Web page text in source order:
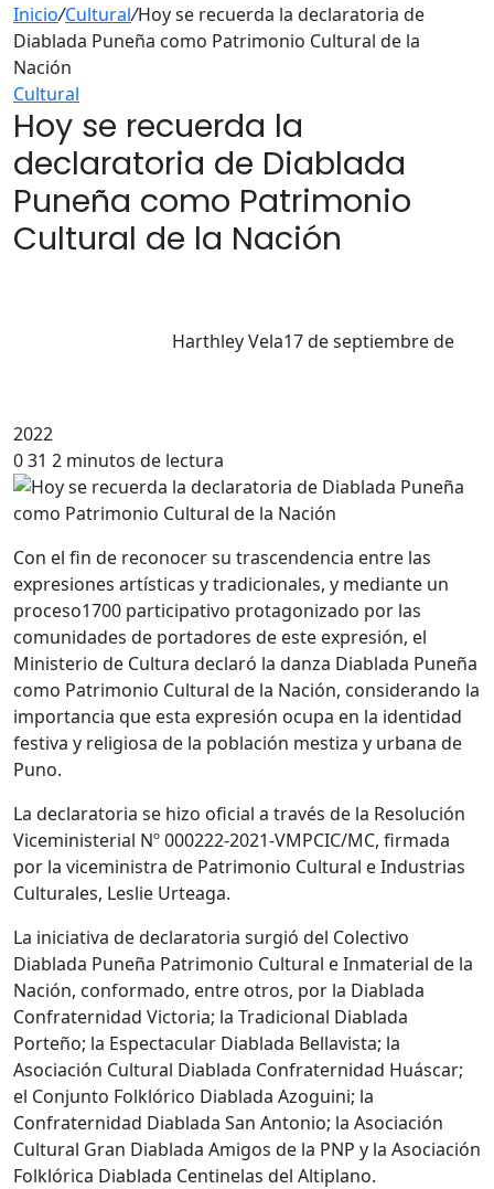
Inicio/Cultural/Hoy se recuerda la declaratoria de
Diablada Puneña como Patrimonio Cultural de la
Nación
Cultural
Hoy se recuerda la
declaratoria de Diablada
Puneña como Patrimonio
Cultural de la Nación
Harthley Vela17 de septiembre de
2022
031 2 minutos de lectura
Con el fin de reconocer su trascendencia entre las
expresiones artísticas y tradicionales, y mediante un
proceso1700 participativo protagonizado por las
comunidades de portadores de este expresión, el
Ministerio de Cultura declaró la danza Diablada Puneña
como Patrimonio Cultural de la Nación, considerando la
importancia que esta expresión ocupa en la identidad
festiva y religiosa de la población mestiza y urbana de
Puno.
La declaratoria se hizo oficial a través de la Resolución
Viceministerial Nº 000222-2021-VMPCIC/MC, firmada
por la viceministra de Patrimonio Cultural e Industrias
Culturales, Leslie Urteaga.
La iniciativa de declaratoria surgió del Colectivo
Diablada Puneña Patrimonio Cultural e Inmaterial de la
Nación, conformado, entre otros, por la Diablada
Confraternidad Victoria; la Tradicional Diablada
Porteño; la Espectacular Diablada Bellavista; la
Asociación Cultural Diablada Confraternidad Huáscar;
el Conjunto Folklórico Diablada Azoguini; la
Confraternidad Diablada San Antonio; la Asociación
Cultural Gran Diablada Amigos de la PNP y la Asociación
Folklórica Diablada Centinelas del Altiplano.